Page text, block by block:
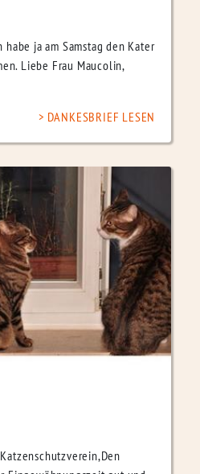
ja am Samstag den Kater
Liebe Frau Maucolin,
DANKESBRIEF LESEN